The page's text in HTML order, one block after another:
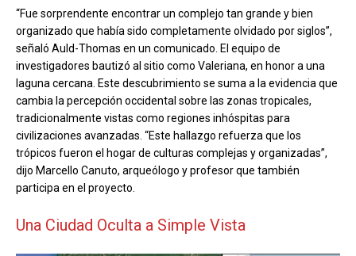
“Fue sorprendente encontrar un complejo tan grande y bien
organizado que había sido completamente olvidado por siglos”,
señaló Auld-Thomas en un comunicado. El equipo de
investigadores bautizó al sitio como Valeriana, en honor a una
laguna cercana. Este descubrimiento se suma a la evidencia que
cambia la percepción occidental sobre las zonas tropicales,
tradicionalmente vistas como regiones inhóspitas para
civilizaciones avanzadas. “Este hallazgo refuerza que los
trópicos fueron el hogar de culturas complejas y organizadas”,
dijo Marcello Canuto, arqueólogo y profesor que también
participa en el proyecto.
Una Ciudad Oculta a Simple Vista